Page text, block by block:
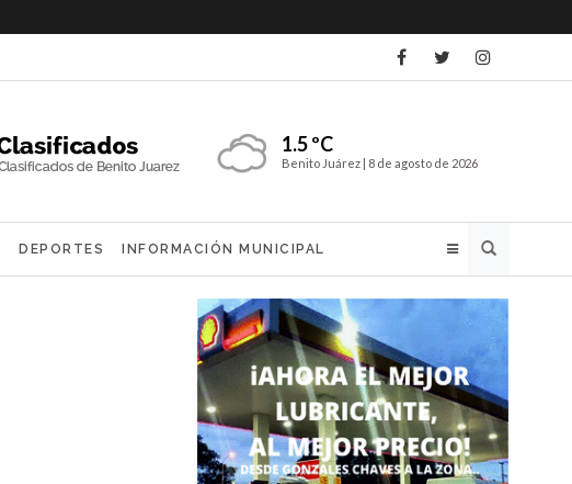
1.5 ºC
Benito Juárez | 8 de agosto de 2026
DEPORTES INFORMACIÓN MUNICIPAL